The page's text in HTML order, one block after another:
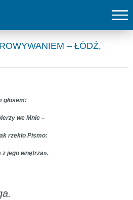
– ŁÓDŹ,
głosem:
we Mnie –
rzekło Pismo:
z jego wnętrza».